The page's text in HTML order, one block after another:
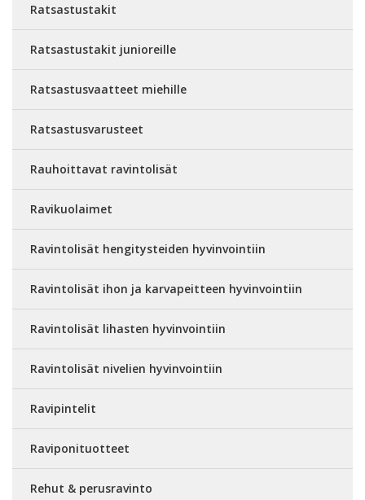
Ratsastustakit
Ratsastustakit junioreille
Ratsastusvaatteet miehille
Ratsastusvarusteet
Rauhoittavat ravintolisät
Ravikuolaimet
Ravintolisät hengitysteiden hyvinvointiin
Ravintolisät ihon ja karvapeitteen hyvinvointiin
Ravintolisät lihasten hyvinvointiin
Ravintolisät nivelien hyvinvointiin
Ravipintelit
Raviponituotteet
Rehut & perusravinto